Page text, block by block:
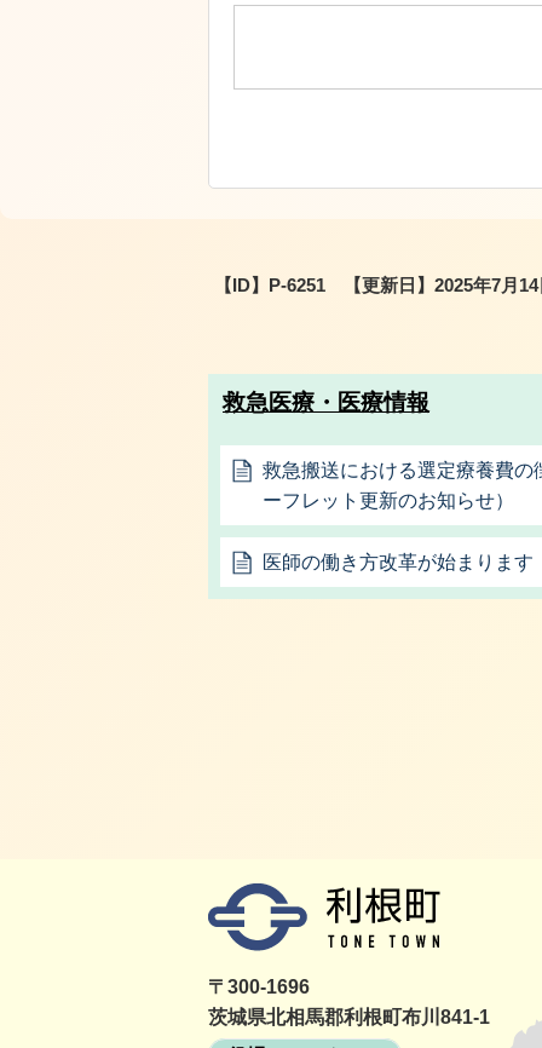
【ID】 P-6251 【更新日】 2025年7月14
救急医療・医療情報
救急搬送における選定療養費
ーフレット更新のお知らせ）
医師の働き方改革が始まります
〒300-1696
茨城県北相馬郡利根町布川841-1